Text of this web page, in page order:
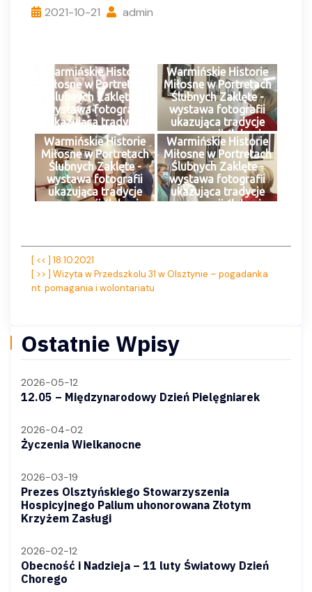
2021-10-21 admin
Warmińskie Historie
Miłosne w Portretach
Ślubnych Zaklęte -
wystawa fotografii
ukazująca tradycje
ceremonii ślubnej
Warmińskie Historie
Miłosne w Portretach
Ślubnych Zaklęte -
wystawa fotografii
ukazująca tradycje
ceremonii ślubnej
Warmińskie Historie
Miłosne w Portretach
Ślubnych Zaklęte -
wystawa fotografii
ukazująca tradycje
ceremonii ślubnej
Warmińskie Historie
Miłosne w Portretach
Ślubnych Zaklęte -
wystawa fotografii
ukazująca tradycje
ceremonii ślubnej
Nawigacja
wpisu
[ << ] 18.10.2021
[ >> ] Wizyta w Przedszkolu 31 w Olsztynie – pogadanka
nt. pomagania i wolontariatu
Ostatnie Wpisy
2026-05-12
12.05 – Międzynarodowy Dzień Pielęgniarek
2026-04-02
Życzenia Wielkanocne
2026-03-19
Prezes Olsztyńskiego Stowarzyszenia
Hospicyjnego Palium uhonorowana Złotym
Krzyżem Zasługi
2026-02-12
Obecność i Nadzieja – 11 luty Światowy Dzień
Chorego